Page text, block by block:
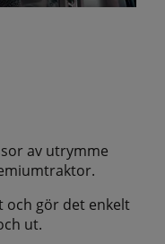
av utrymme
gör det enkelt
ut.